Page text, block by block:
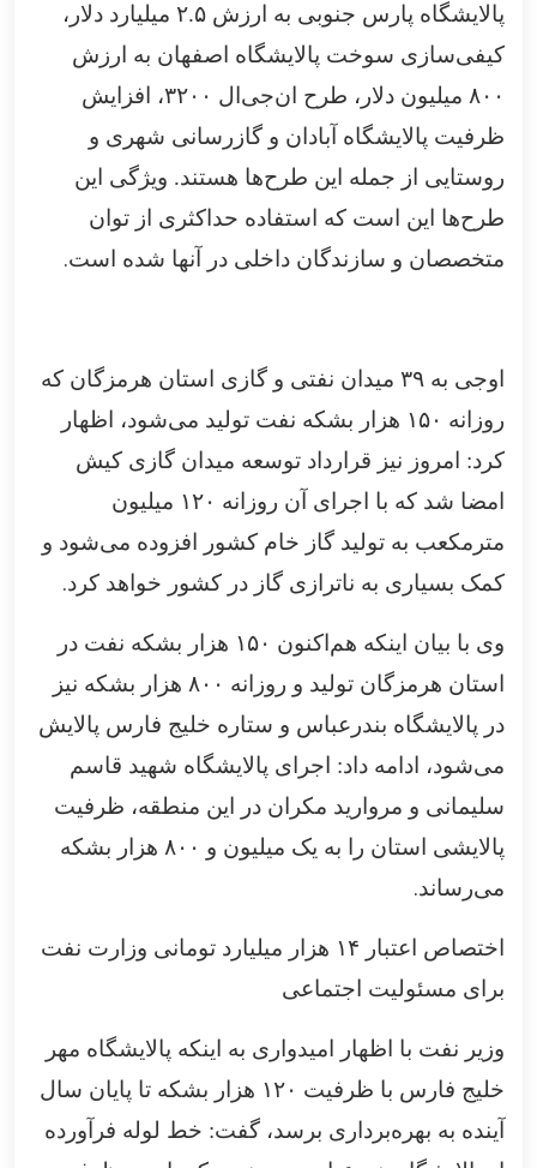
پالایشگاه پارس جنوبی به ارزش ۲.۵ میلیارد دلار،
کیفی‌سازی سوخت پالایشگاه اصفهان به ارزش
۸۰۰ میلیون دلار، طرح ان‌جی‌ال ۳۲۰۰، افزایش
ظرفیت پالایشگاه آبادان و گازرسانی شهری و
روستایی از جمله این طرح‌ها هستند. ویژگی این
طرح‌ها این است که استفاده حداکثری از توان
متخصصان و سازندگان داخلی در آنها شده است.
اوجی به ۳۹ میدان نفتی و گازی استان هرمزگان که
روزانه ۱۵۰ هزار بشکه نفت تولید می‌شود، اظهار
کرد: امروز نیز قرارداد توسعه میدان گازی کیش
امضا شد که با اجرای آن روزانه ۱۲۰ میلیون
مترمکعب به تولید گاز خام کشور افزوده می‌شود و
کمک بسیاری به ناترازی گاز در کشور خواهد کرد.
وی با بیان اینکه هم‌اکنون ۱۵۰ هزار بشکه نفت در
استان هرمزگان تولید و روزانه ۸۰۰ هزار بشکه نیز
در پالایشگاه بندرعباس و ستاره خلیج فارس پالایش
می‌شود، ادامه داد: اجرای پالایشگاه شهید قاسم
سلیمانی و مروارید مکران در این منطقه، ظرفیت
پالایشی استان را به یک میلیون و ۸۰۰ هزار بشکه
می‌رساند.
اختصاص اعتبار ۱۴ هزار میلیارد تومانی وزارت نفت
برای مسئولیت اجتماعی
وزیر نفت با اظهار امیدواری به اینکه پالایشگاه مهر
خلیج فارس با ظرفیت ۱۲۰ هزار بشکه تا پایان سال
آینده به بهره‌برداری برسد، گفت: خط لوله فرآورده